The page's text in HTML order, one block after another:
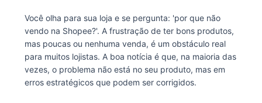
Você olha para sua loja e se pergunta: 'por que não
vendo na Shopee?'. A frustração de ter bons produtos,
mas poucas ou nenhuma venda, é um obstáculo real
para muitos lojistas. A boa notícia é que, na maioria das
vezes, o problema não está no seu produto, mas em
erros estratégicos que podem ser corrigidos.